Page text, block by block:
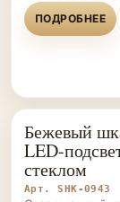
ПОДРОБНЕЕ
ШКАФЫ НА
Бежевый
LED-
стеклом
Арт. SHK-0943